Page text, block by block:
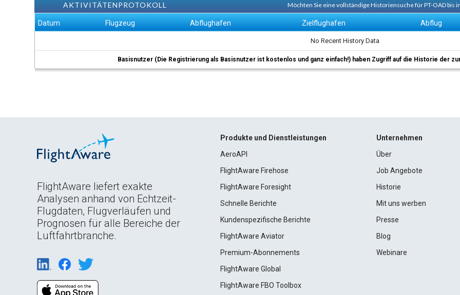
AKTIVITÄTENPROTOKOLL Möchten Sie eine vollständige Historiensuche für PT-OAD bis
Datum Flugzeug Abflughafen Zielflughafen Abflug
No Recent History Data
Basisnutzer (Die Registrierung als Basisnutzer ist kostenlos und ganz einfach!) haben Zugriff auf die Historie der
FlightAware liefert exakte
Analysen anhand von Echtzeit-
Flugdaten, Flugverläufen und
Prognosen für alle Bereiche der
Luftfahrtbranche.
Produkte und Dienstleistungen
AeroAPI
FlightAware Firehose
FlightAware Foresight
Schnelle Berichte
Kundenspezifische Berichte
FlightAware Aviator
Premium-Abonnements
FlightAware Global
FlightAware FBO Toolbox
Unternehmen
Über
Job Angebote
Historie
Mit uns werben
Presse
Blog
Webinare